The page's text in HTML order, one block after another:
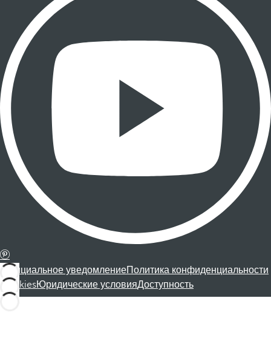
Официальное уведомлениеПолитика конфиденциальности
CookiesЮридические условияДоступность